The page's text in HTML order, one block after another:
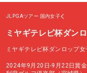
JLPGAツアー 国内女子
ミヤギテレビ杯ダン
ミヤギテレビ杯ダンロップ
2024年9月20日-9月22日賞